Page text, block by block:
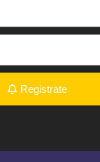
Registrate